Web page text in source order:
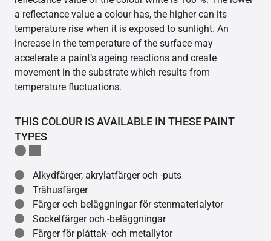
a reflectance value a colour has, the higher can its
temperature rise when it is exposed to sunlight. An
increase in the temperature of the surface may
accelerate a paint’s ageing reactions and create
movement in the substrate which results from
temperature fluctuations.
THIS COLOUR IS AVAILABLE IN THESE PAINT
TYPES
Alkydfärger, akrylatfärger och -puts
Trähusfärger
Färger och beläggningar för stenmaterialytor
Sockelfärger och -beläggningar
Färger för plåttak- och metallytor